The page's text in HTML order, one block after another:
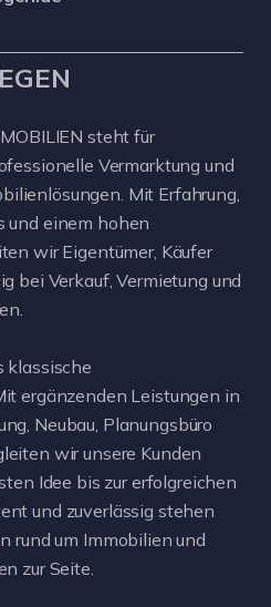
steht für
Vermarktung und
Mit Erfahrung,
und einem hohen
wir Eigentümer, Käufer
bei Verkauf, Vermietung und
klassische
ergänzenden Leistungen in
Neubau, Planungsbüro
wir unsere Kunden
Idee bis zur erfolgreichen
und zuverlässig stehen
rund um Immobilien und
zur Seite.